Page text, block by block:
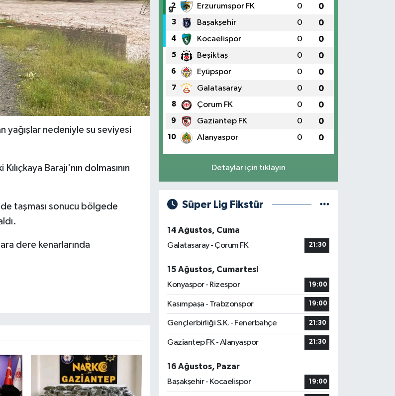
yağışlar nedeniyle su seviyesi
Barajı'nın dolmasının
taşması sonucu bölgede
dere kenarlarında
2 Erzurumspor FK 0 0
3 Başakşehir 0 0
4 Kocaelispor 0 0
5 Beşiktaş 0 0
6 Eyüpspor 0 0
7 Galatasaray 0 0
8 Çorum FK 0 0
9 Gaziantep FK 0 0
10 Alanyaspor 0 0
Detaylar için tıklayın
Süper Lig Fikstür
14 Ağustos, Cuma
Galatasaray - Çorum FK
21:30
15 Ağustos, Cumartesi
Konyaspor - Rizespor
19:00
Kasımpaşa - Trabzonspor 19:00
Gençlerbirliği S.K. - Fenerbahçe 21:30
Gaziantep FK - Alanyaspor 21:30
16 Ağustos, Pazar
Başakşehir - Kocaelispor
19:00